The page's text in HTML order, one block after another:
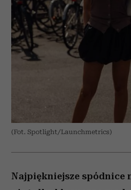
(Fot. Spotlight/Launchmetrics)
Najpiękniejsze spódnice